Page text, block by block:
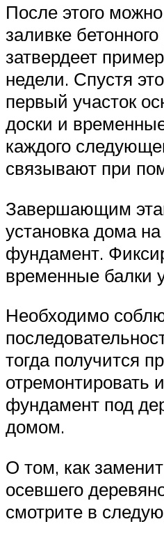
После этого
заливке
затвердеет
недели. Спустя
первый участок
доски и
каждого
связывают при
Завершающим
установка дома
фундамент.
временные балки
Необходимо
тогда получится
отремонтировать
фундамент под
домом.
О том, как
осевшего
смотрите в